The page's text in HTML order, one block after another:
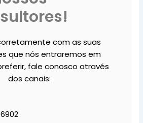
com as suas
que nós entraremos em
fale conosco através
dos canais: